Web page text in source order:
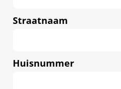
Straatnaam
Huisnummer